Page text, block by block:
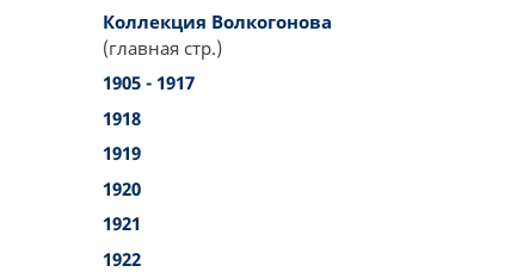
Коллекция Волкогонова
(главная стр.)
1905 - 1917
1918
1919
1920
1921
1922